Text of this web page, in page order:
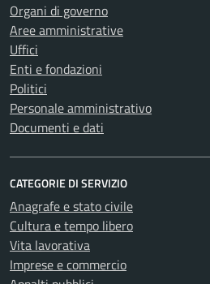
Organi di governo
Aree amministrative
Uffici
Enti e fondazioni
Politici
Personale amministrativo
Documenti e dati
CATEGORIE DI SERVIZIO
Anagrafe e stato civile
Cultura e tempo libero
Vita lavorativa
Imprese e commercio